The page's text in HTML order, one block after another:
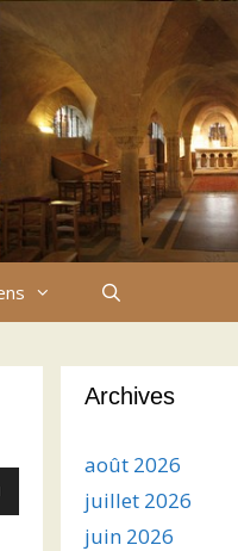
Archives
août 2026
juillet 2026
juin 2026